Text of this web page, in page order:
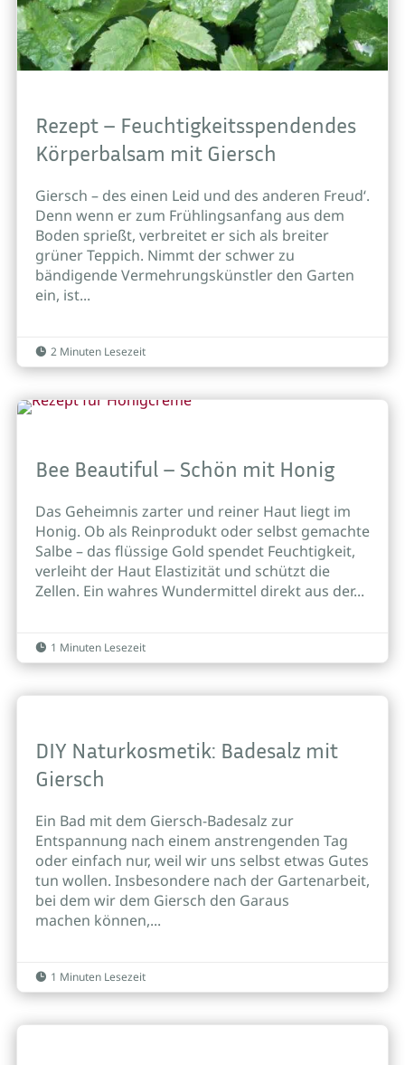
Rezept – Feuchtigkeitsspendendes
Körperbalsam mit Giersch
Giersch – des einen Leid und des anderen Freud‘.
Denn wenn er zum Frühlingsanfang aus dem
Boden sprießt, verbreitet er sich als breiter
grüner Teppich. Nimmt der schwer zu
bändigende Vermehrungskünstler den Garten
ein, ist...
 2 Minuten Lesezeit
Bee Beautiful – Schön mit Honig
Das Geheimnis zarter und reiner Haut liegt im
Honig. Ob als Reinprodukt oder selbst gemachte
Salbe – das flüssige Gold spendet Feuchtigkeit,
verleiht der Haut Elastizität und schützt die
Zellen. Ein wahres Wundermittel direkt aus der...
 1 Minuten Lesezeit
DIY Naturkosmetik: Badesalz mit
Giersch
Ein Bad mit dem Giersch-Badesalz zur
Entspannung nach einem anstrengenden Tag
oder einfach nur, weil wir uns selbst etwas Gutes
tun wollen. Insbesondere nach der Gartenarbeit,
bei dem wir dem Giersch den Garaus
machen können,...
 1 Minuten Lesezeit